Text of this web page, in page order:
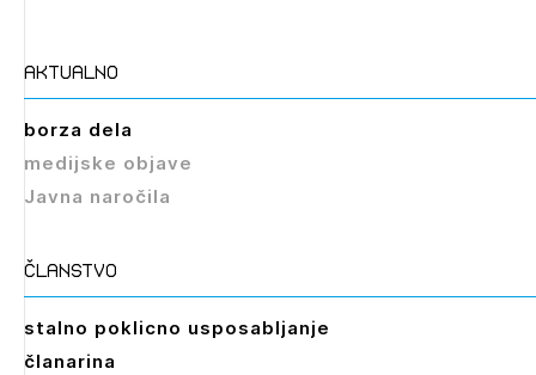
Izbrana vsebina je namenjena le ZAPS
registriranim uporabnikom. Da lahko do nje
dostopate, se je potrebno prijaviti.
PRIJAVITE SE
aktualno
borza dela
medijske objave
Javna naročila
članstvo
stalno poklicno usposabljanje
članarina